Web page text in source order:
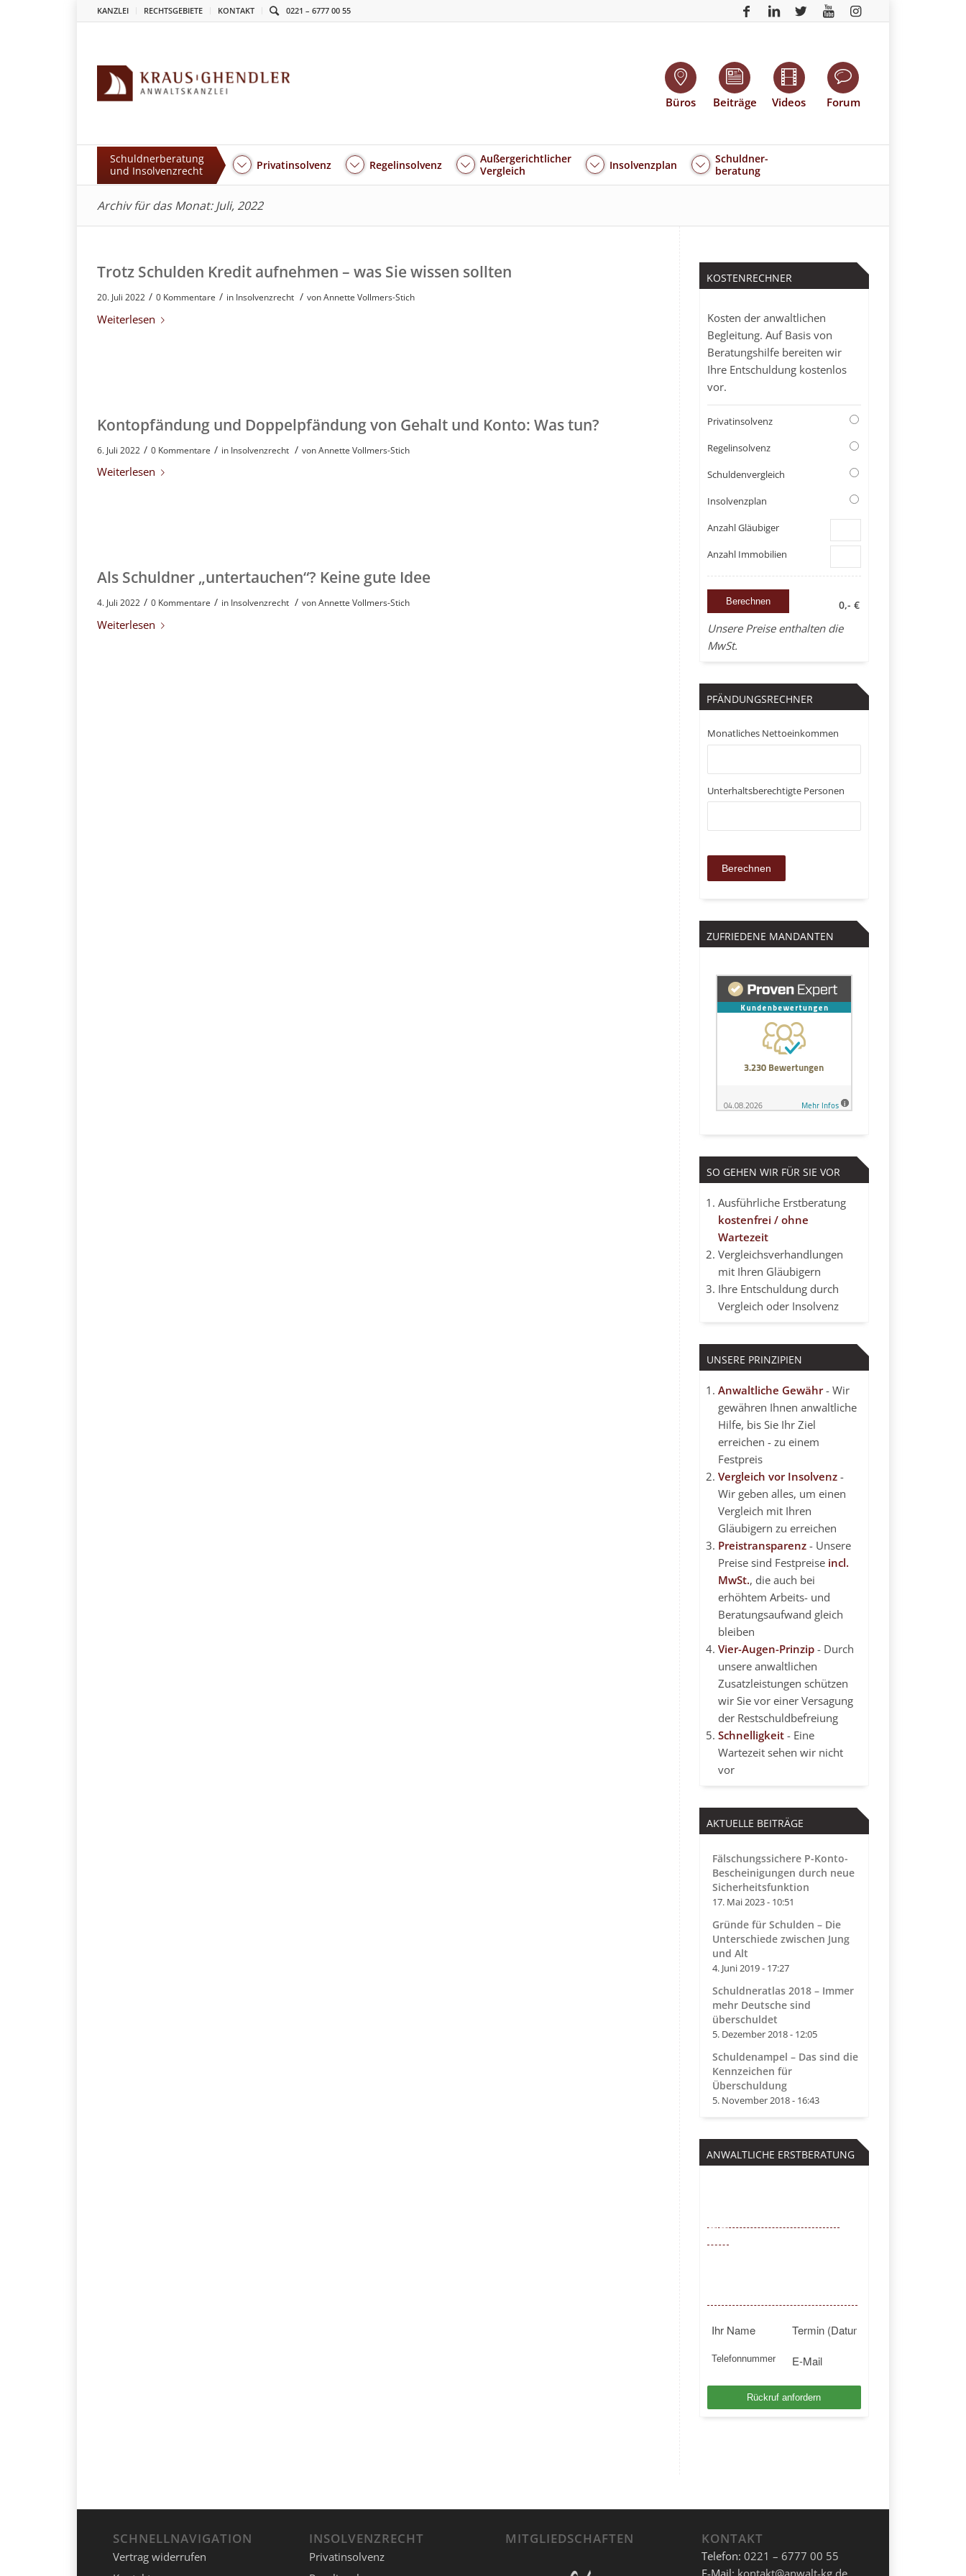
KANZLEI RECHTSGEBIETE KONTAKT 0221 – 6777 00 55
Büros Beiträge Videos Forum
Schuldnerberatung
und Insolvenzrecht
Privatinsolvenz Regelinsolvenz
Außergerichtlicher
Vergleich
Insolvenzplan
Schuldner-
beratung
Archiv für das Monat: Juli, 2022
Trotz Schulden Kredit aufnehmen – was Sie wissen sollten
20. Juli 2022 / 0 Kommentare / in Insolvenzrecht / vonAnnette Vollmers-Stich
Weiterlesen
Kontopfändung und Doppelpfändung von Gehalt und Konto: Was tun?
6. Juli 2022 / 0 Kommentare / in Insolvenzrecht / vonAnnette Vollmers-Stich
Weiterlesen
Als Schuldner „untertauchen“? Keine gute Idee
4. Juli 2022 / 0 Kommentare / in Insolvenzrecht / vonAnnette Vollmers-Stich
Weiterlesen
KOSTENRECHNER
Kosten der anwaltlichen
Begleitung. Auf Basis von
Beratungshilfe bereiten wir
Ihre Entschuldung kostenlos
vor.
Privatinsolvenz
Regelinsolvenz
Schuldenvergleich
Insolvenzplan
Anzahl Gläubiger
Anzahl Immobilien
0,- €
Unsere Preise enthalten die
MwSt.
PFÄNDUNGSRECHNER
Monatliches Nettoeinkommen
Unterhaltsberechtigte Personen
ZUFRIEDENE MANDANTEN
SO GEHEN WIR FÜR SIE VOR
Ausführliche Erstberatung
kostenfrei / ohne
Wartezeit
Vergleichsverhandlungen
mit Ihren Gläubigern
Ihre Entschuldung durch
Vergleich oder Insolvenz
UNSERE PRINZIPIEN
Anwaltliche Gewähr- Wir
gewähren Ihnen anwaltliche
Hilfe, bis Sie Ihr Ziel
erreichen - zu einem
Festpreis
Vergleich vor Insolvenz-
Wir geben alles, um einen
Vergleich mit Ihren
Gläubigern zu erreichen
Preistransparenz- Unsere
Preise sind Festpreise incl.
MwSt., die auch bei
erhöhtem Arbeits- und
Beratungsaufwand gleich
bleiben
Vier-Augen-Prinzip- Durch
unsere anwaltlichen
Zusatzleistungen schützen
wir Sie vor einer Versagung
der Restschuldbefreiung
Schnelligkeit- Eine
Wartezeit sehen wir nicht
vor
AKTUELLE BEITRÄGE
Fälschungssichere P-Konto-
Bescheinigungen durch neue
Sicherheitsfunktion
17. Mai 2023 - 10:51
Gründe für Schulden – Die
Unterschiede zwischen Jung
und Alt
4. Juni 2019 - 17:27
Schuldneratlas 2018 – Immer
mehr Deutsche sind
überschuldet
5. Dezember 2018 - 12:05
Schuldenampel – Das sind die
Kennzeichen für
Überschuldung
5. November 2018 - 16:43
ANWALTLICHE ERSTBERATUNG
55
SCHNELLNAVIGATION
Vertrag widerrufen
INSOLVENZRECHT
Privatinsolvenz
MITGLIEDSCHAFTEN KONTAKT
Telefon: 0221 – 6777 00 55
E-Mail: kontakt@anwalt-kg.de